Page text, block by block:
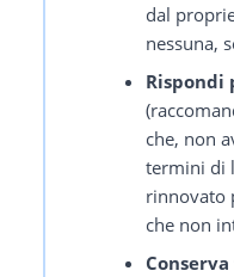
dal
nessuna,
che, non
termini di
rinnovato
che non